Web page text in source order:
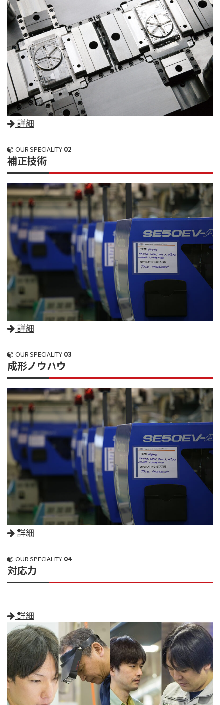
詳細
OUR SPECIALITY 02
補正技術
詳細
OUR SPECIALITY 03
成形ノウハウ
詳細
OUR SPECIALITY 04
対応力
詳細